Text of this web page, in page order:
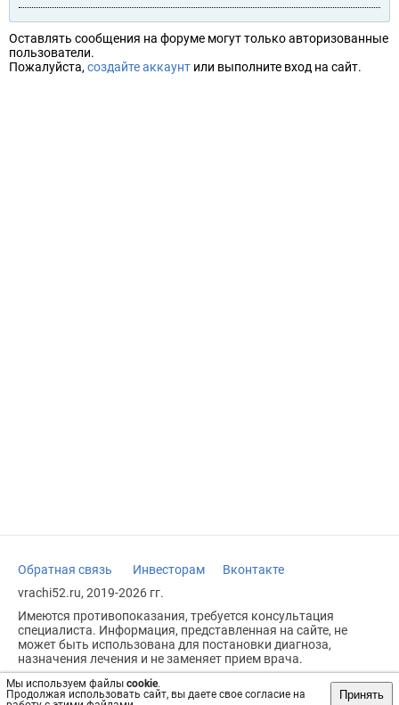
Мы используем файлы cookie.
Продолжая использовать сайт, вы даете свое согласие на
Принять
Оставлять сообщения на форуме могут только авторизованные
пользователи.
Пожалуйста, создайте аккаунт или выполните вход на сайт.
Обратная связь Инвесторам
Вконтакте
vrachi52.ru, 2019-2026 гг.
Имеются противопоказания, требуется консультация
специалиста. Информация, представленная на сайте, не
может быть использована для постановки диагноза,
назначения лечения и не заменяет прием врача.
Возрастное ограничение: 18+